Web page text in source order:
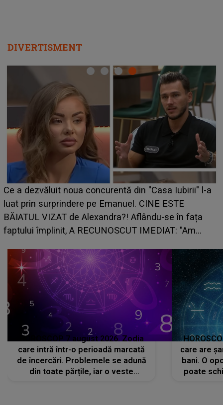
DIVERTISMENT
l-a
HOROSCOP de weekend, 8-9 august 2026.
care riscă să rămână fără bani. O decizie
grabă îi aduce pierderi semnificative și îi dă
planurile peste cap
HOROSCOP 7 august 2026. Zodia
care intră într-o perioadă marcată
de încercări. Problemele se adună
din toate părțile, iar o veste
care are
bani. O
poate